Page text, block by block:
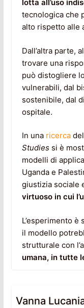
lotta all’uso
tecnologica che
alto rispetto alle
Dall’altra parte,
trovare una
può distogliere
vulnerabili, dal
sostenibile, dal
ospitale.
In una ricercadel
Studiessi è
modelli di
Uganda e
giustizia sociale
virtuoso in cui
L’esperimento
il modello
strutturale con
umana, in tutte
Vanna